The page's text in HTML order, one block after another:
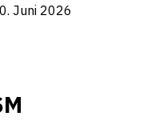
Juni 2026